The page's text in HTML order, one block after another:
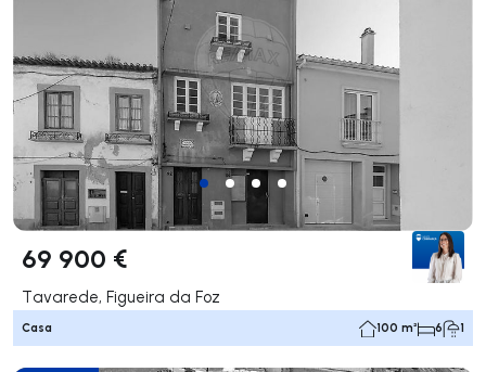
69 900 €
Tavarede, Figueira da Foz
Casa 100 m² 6 1